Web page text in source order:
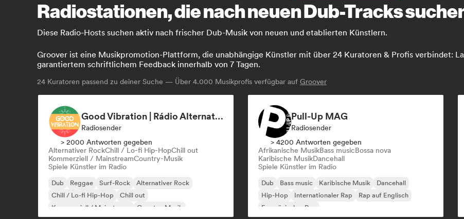
Radiostationen, die nach neuen Dub-Tracks
Diese Radio-Hosts suchen aktiv nach frischer Dub-Musik von neuen und etablierten Künstlern.
Groover ist eine Musikpromotion-Plattform, die unabhängige Künstler mit über 24 Kuratoren & Profis verbindet:
garantiertem schriftlichem Feedback innerhalb von 7 Tagen.
24 Kuratoren passend zu deiner Suche — Über 4.000 Musikprofis verfügbar auf Groover
Good Vibration | Rádio Alternativa Rock
Radiosender
> 2000 Antworten gegeben
Alternativer RockChill / Lo-fi Hip-HopChill out
Kommerziell / MainstreamCountry-Musik
Spiele Künstler im Radio
Dub Reggae Surf-Rock
Alternativer Rock
Chill / Lo-fi Hip-Hop
Chill out
Kommerziell / Mainstream
Country-Musik
Pull-Up MAG
Radiosender
> 4200 Antworten gegeben
Afrikanische MusikBass musicBossa nova
Karibische MusikDancehall
Spiele Künstler im Radio
Dub Bass music Karibische Musik
Dancehall
Hip-Hop
Internationaler Rap
Rap auf Englisch
Französischer Rap